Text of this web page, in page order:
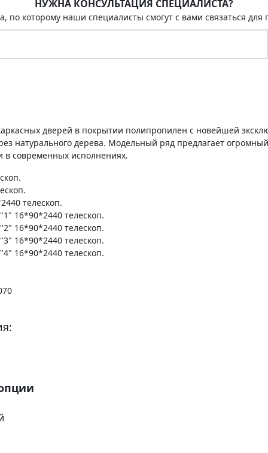
НУЖНА КОНСУЛЬТАЦИЯ СПЕЦИАЛИСТА?
по которому наши специалисты смогут с вами связаться для
дверей в покрытии полипропилен с новейшей
натурального дерева. Модельный ряд предлагает
в современных исполнениях.
телескоп.
16*90*2440 телескоп.
16*90*2440 телескоп.
16*90*2440 телескоп.
16*90*2440 телескоп.